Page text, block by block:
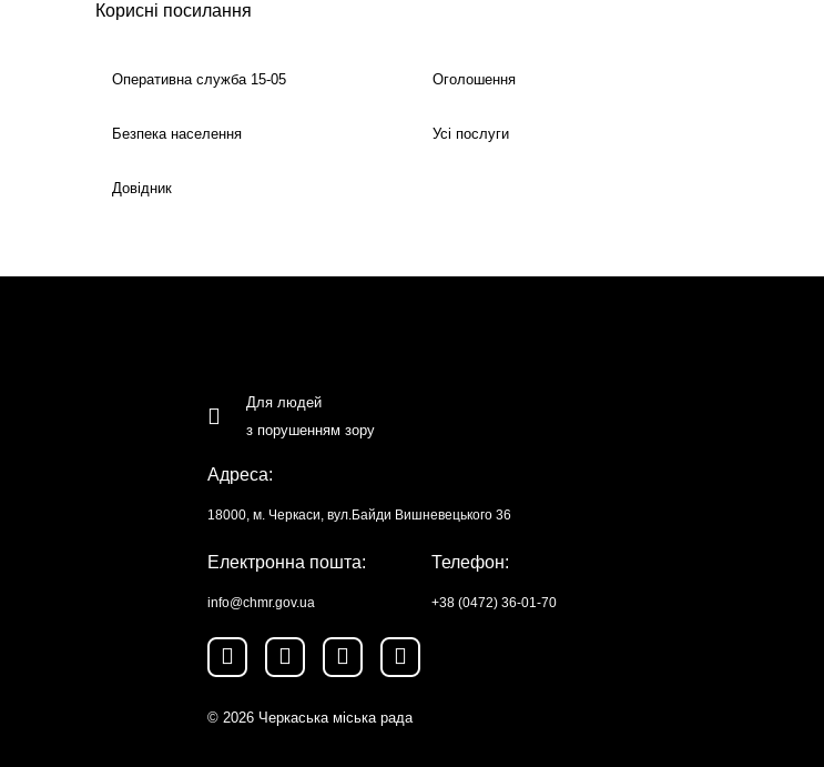
Корисні посилання
Оперативна служба 15-05 Оголошення
Безпека населення Усі послуги
Довідник
Для людей
з порушенням зору
Адреса:
18000, м. Черкаси, вул.Байди Вишневецького 36
Електронна пошта:
info@chmr.gov.ua
Телефон:
+38 (0472) 36-01-70
© 2026 Черкаська міська рада